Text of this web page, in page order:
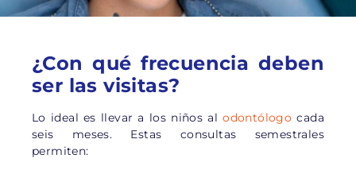
¿Con qué frecuencia deben
ser las visitas?
Lo ideal es llevar a los niños alodontólogo cada
seis meses. Estas consultas semestrales
permiten: